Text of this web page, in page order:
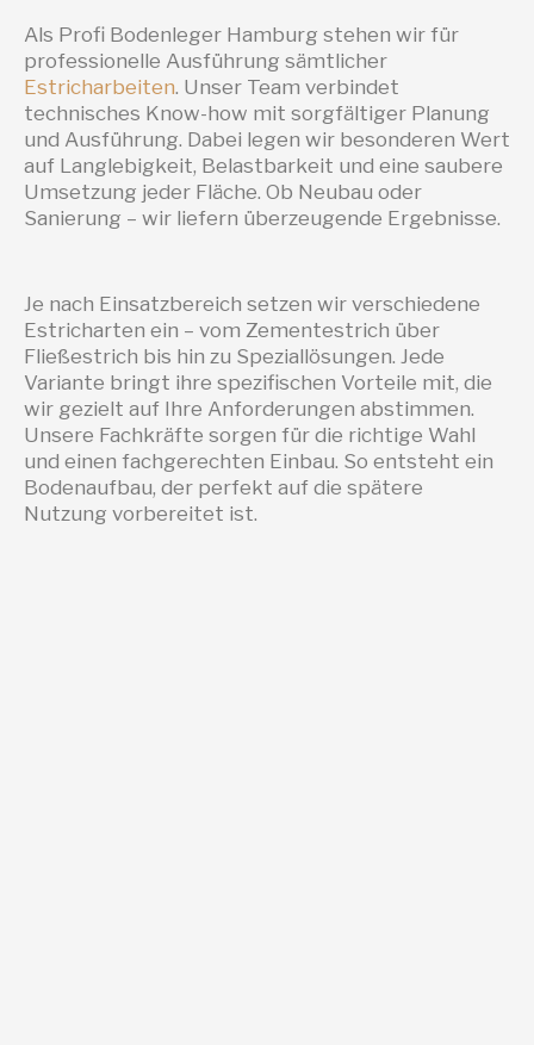
Als Profi Bodenleger Hamburg stehen wir für
professionelle Ausführung sämtlicher
Estricharbeiten. Unser Team verbindet
technisches Know-how mit sorgfältiger Planung
und Ausführung. Dabei legen wir besonderen Wert
auf Langlebigkeit, Belastbarkeit und eine saubere
Umsetzung jeder Fläche. Ob Neubau oder
Sanierung – wir liefern überzeugende Ergebnisse.
Je nach Einsatzbereich setzen wir verschiedene
Estricharten ein – vom Zementestrich über
Fließestrich bis hin zu Speziallösungen. Jede
Variante bringt ihre spezifischen Vorteile mit, die
wir gezielt auf Ihre Anforderungen abstimmen.
Unsere Fachkräfte sorgen für die richtige Wahl
und einen fachgerechten Einbau. So entsteht ein
Bodenaufbau, der perfekt auf die spätere
Nutzung vorbereitet ist.